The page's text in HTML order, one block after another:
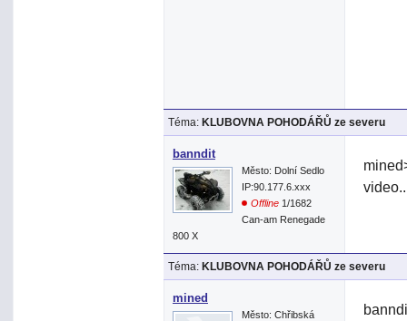
Téma: KLUBOVNA POHODÁŘŮ ze severu
banndit
Město: Dolní Sedlo
IP:90.177.6.xxx
Offline 1/1682
Can-am Renegade
800 X
Téma: KLUBOVNA POHODÁŘŮ ze severu
mined
Město: Chřibská